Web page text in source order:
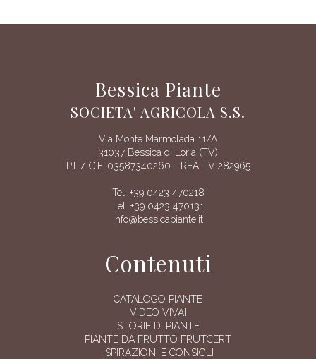
Bessica Piante
SOCIETA' AGRICOLA S.S.
Via Monte Marmolada 11/A
31037 Bessica di Loria (TV)
P.I. / C.F. 03587340260 - REA TV 282965
Tel. +39 0423 470218
Tel. +39 0423 470131
info@bessicapiante.it
Contenuti
CATALOGO PIANTE
VIDEO VIVAI
STORIE DI PIANTE
PIANTE DA FRUTTO FRUTCERT
ISPIRAZIONI E CONSIGLI